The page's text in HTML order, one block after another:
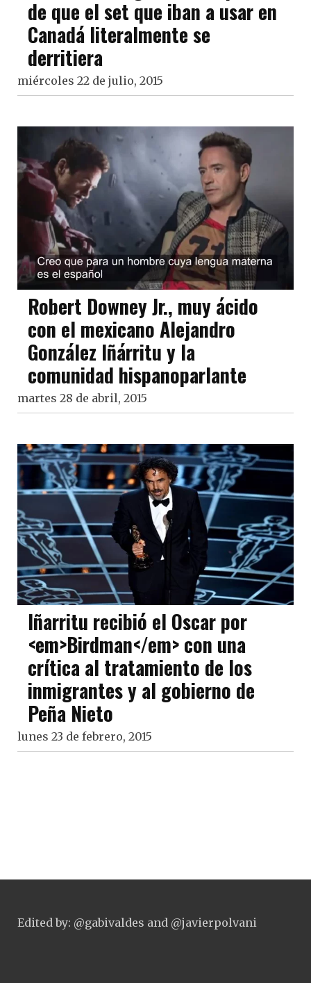
de que el set que iban a usar en
Canadá literalmente se
derritiera
miércoles 22 de julio, 2015
Robert Downey Jr., muy ácido
con el mexicano Alejandro
González Iñárritu y la
comunidad hispanoparlante
martes 28 de abril, 2015
Iñarritu recibió el Oscar por
<em>Birdman</em> con una
crítica al tratamiento de los
inmigrantes y al gobierno de
Peña Nieto
lunes 23 de febrero, 2015
Edited by: @gabivaldes and @javierpolvani